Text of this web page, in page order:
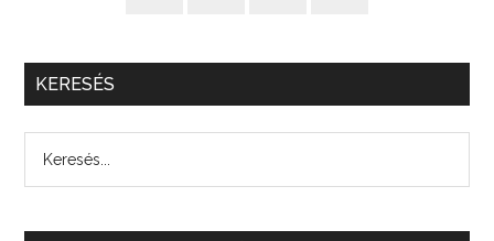
KERESÉS